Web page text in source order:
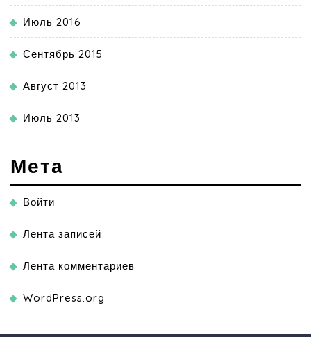
Июль 2016
Сентябрь 2015
Август 2013
Июль 2013
Мета
Войти
Лента записей
Лента комментариев
WordPress.org